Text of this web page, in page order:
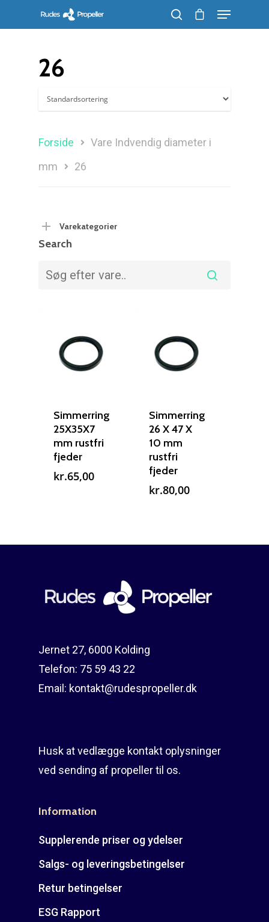
Søg efter et produkt, og tryk på enter
26
Forside
Vare Indvendig diameter i
mm
26
Varekategorier
Search
Simmerring
25X35X7
mm rustfri
fjeder
kr.65,00
Simmerring
26 X 47 X
10 mm
rustfri
fjeder
kr.80,00
Jernet 27, 6000 Kolding
Telefon: 75 59 43 22
Email: kontakt@rudespropeller.dk
Husk at vedlægge kontakt oplysninger
ved sending af propeller til os.
Information
Supplerende priser og ydelser
Salgs- og leveringsbetingelser
Retur betingelser
ESG Rapport
Om reparation
Guides
Afmontering af propel
Er min propel højre
venstre?
Ring på 75 59 43
Rudes Propeller
T: 75 59 43 22